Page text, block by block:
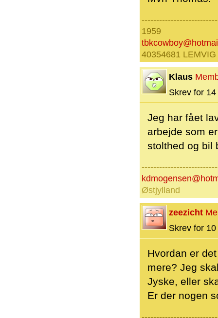
1959
40354681 LEMVIG
Klaus
Skrev for
Jeg har fået
arbejde som
stolthed og bil
Østjylland
zeezicht
Skrev for
Hvordan er
mere? Jeg
Jyske, eller
Er der nogen